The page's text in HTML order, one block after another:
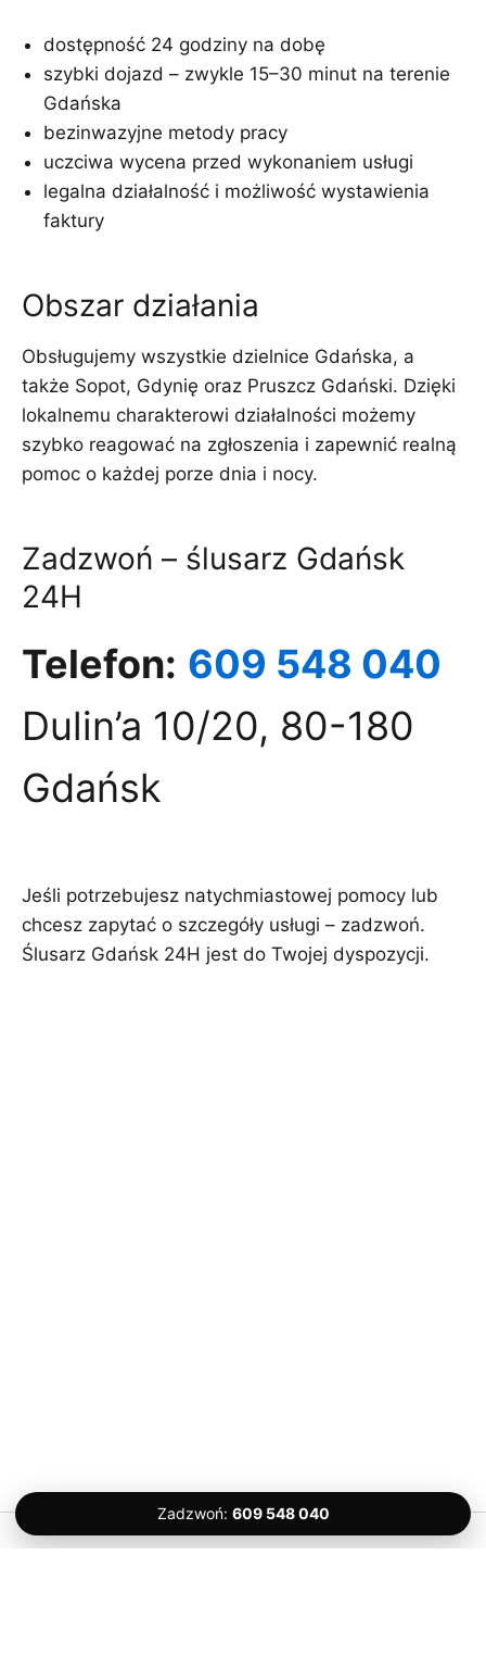
dostępność 24 godziny na dobę
szybki dojazd – zwykle 15–30 minut na terenie
Gdańska
bezinwazyjne metody pracy
uczciwa wycena przed wykonaniem usługi
legalna działalność i możliwość wystawienia
faktury
Obszar działania
Obsługujemy wszystkie dzielnice Gdańska, a
także Sopot, Gdynię oraz Pruszcz Gdański. Dzięki
lokalnemu charakterowi działalności możemy
szybko reagować na zgłoszenia i zapewnić realną
pomoc o każdej porze dnia i nocy.
Zadzwoń – ślusarz Gdańsk
24H
Telefon: 609 548 040
Dulin’a 10/20, 80-180
Gdańsk
Jeśli potrzebujesz natychmiastowej pomocy lub
chcesz zapytać o szczegóły usługi – zadzwoń.
Ślusarz Gdańsk 24H jest do Twojej dyspozycji.
Zadzwoń: 609 548 040